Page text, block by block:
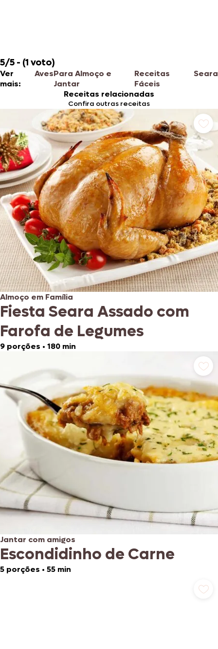
5/5 - (1 voto)
Ver
mais:
AvesPara Almoço e
Jantar
Receitas
Fáceis
Seara
Receitas relacionadas
Confira outras receitas
Almoço em Família
Fiesta Seara Assado com
Farofa de Legumes
9 porções • 180 min
Jantar com amigos
Escondidinho de Carne
5 porções • 55 min